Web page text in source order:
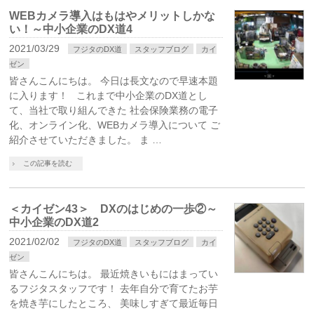
WEBカメラ導入はもはやメリットしかな
い！～中小企業のDX道4
2021/03/29 フジタのDX道 スタッフブログ
カイ
ゼン
皆さんこんにちは。 今日は長文なので早速本題
に入ります！ これまで中小企業のDX道とし
て、当社で取り組んできた 社会保険業務の電子
化、オンライン化、WEBカメラ導入について ご
紹介させていただきました。 ま …
この記事を読む
＜カイゼン43＞ DXのはじめの一歩②～
中小企業のDX道2
2021/02/02 フジタのDX道 スタッフブログ
カイ
ゼン
皆さんこんにちは。 最近焼きいもにはまってい
るフジタスタッフです！ 去年自分で育てたお芋
を焼き芋にしたところ、 美味しすぎて最近毎日